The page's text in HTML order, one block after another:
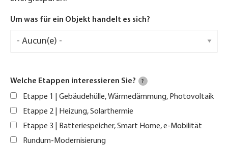
Um was für ein Objekt handelt es sich?
Welche Etappen interessieren Sie? ?
Etappe 1 | Gebäudehülle, Wärmedämmung, Photovoltaik
Etappe 2 | Heizung, Solarthermie
Etappe 3 | Batteriespeicher, Smart Home, e-Mobilität
Rundum-Modernisierung